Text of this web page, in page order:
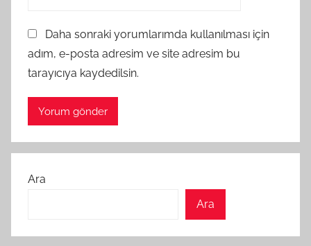
Daha sonraki yorumlarımda kullanılması için
adım, e-posta adresim ve site adresim bu
tarayıcıya kaydedilsin.
Ara
Ara